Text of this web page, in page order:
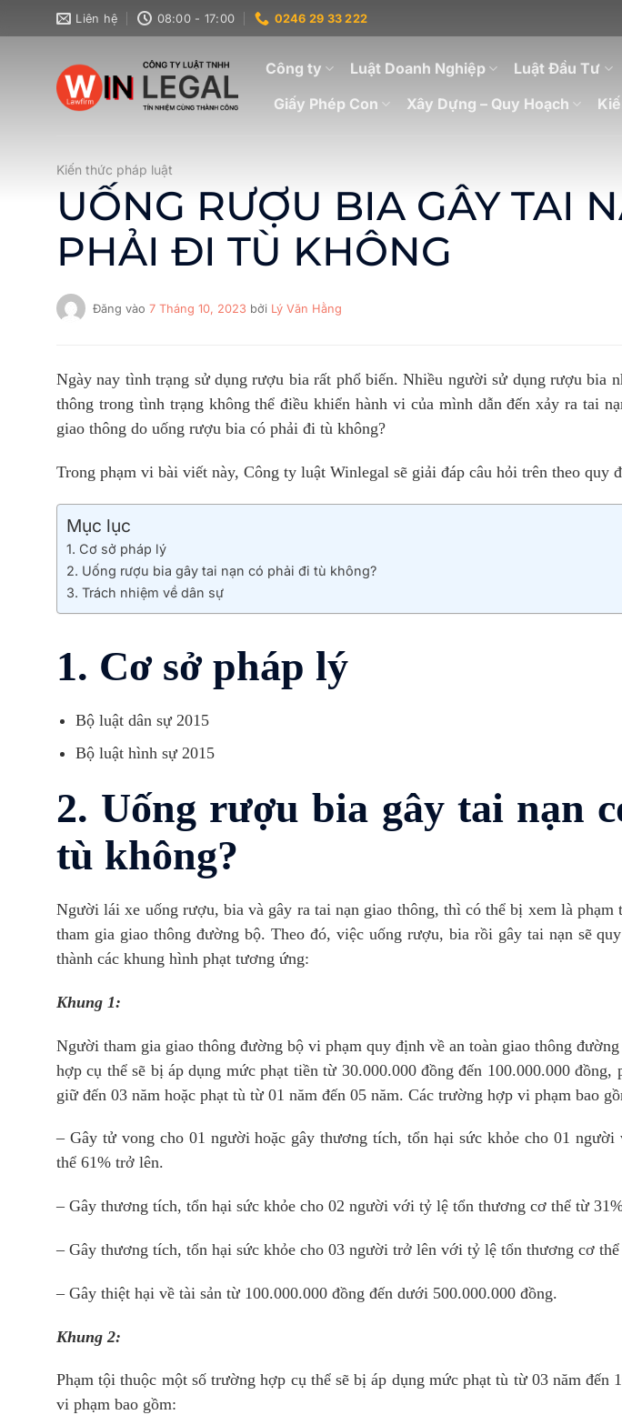
qua
Liên hệ 08:00 - 17:00 0246 29 33 222
Công ty Luật Doanh Nghiệp Luật Đầu Tư
Giấy Phép Con
Xây Dựng – Quy Hoạch
Kiến thức pháp luật
UỐNG RƯỢU BIA GÂY TAI
PHẢI ĐI TÙ KHÔNG
Đăng vào 7 Tháng 10, 2023 bởi Lý Văn Hằng
Ngày nay tình trạng sử dụng rượu bia rất phổ biến. Nhiều người sử dụng rượu bia
thông trong tình trạng không thể điều khiển hành vi của mình dẫn đến xảy ra tai
giao thông do uống rượu bia có phải đi tù không?
Trong phạm vi bài viết này, Công ty luật Winlegal sẽ giải đáp câu hỏi trên theo quy
Mục lục
1. Cơ sở pháp lý
2. Uống rượu bia gây tai nạn có phải đi tù không?
3. Trách nhiệm về dân sự
1. Cơ sở pháp lý
Bộ luật dân sự 2015
Bộ luật hình sự 2015
2. Uống rượu bia gây tai nạn
tù không?
Người lái xe uống rượu, bia và gây ra tai nạn giao thông, thì có thể bị xem là
tham gia giao thông đường bộ. Theo đó, việc uống rượu, bia rồi gây tai nạn sẽ
thành các khung hình phạt tương ứng:
Khung 1:
Người tham gia giao thông đường bộ vi phạm quy định về an toàn giao thông
hợp cụ thể sẽ bị áp dụng mức phạt tiền từ 30.000.000 đồng đến 100.000.000 đồng,
giữ đến 03 năm hoặc phạt tù từ 01 năm đến 05 năm. Các trường hợp vi phạm bao
– Gây tử vong cho 01 người hoặc gây thương tích, tổn hại sức khỏe cho 01
thể 61% trở lên.
– Gây thương tích, tổn hại sức khỏe cho 02 người với tỷ lệ tổn thương cơ thể từ
– Gây thương tích, tổn hại sức khỏe cho 03 người trở lên với tỷ lệ tổn thương cơ
– Gây thiệt hại về tài sản từ 100.000.000 đồng đến dưới 500.000.000 đồng.
Khung 2:
Phạm tội thuộc một số trường hợp cụ thể sẽ bị áp dụng mức phạt tù từ 03 năm đến
vi phạm bao gồm: